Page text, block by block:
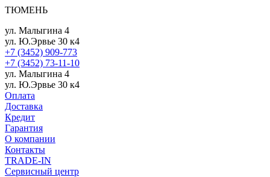
ТЮМЕНЬ
ул. Малыгина 4
ул. Ю.Эрвье 30 к4
+7 (3452) 909-773
+7 (3452) 73-11-10
ул. Малыгина 4
ул. Ю.Эрвье 30 к4
Оплата
Доставка
Кредит
Гарантия
О компании
Контакты
TRADE-IN
Сервисный центр